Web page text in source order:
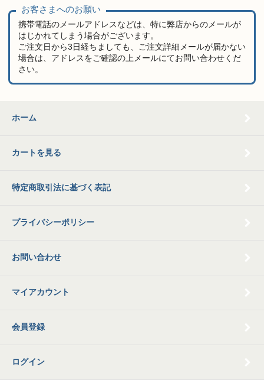
お客さまへのお願い
携帯電話のメールアドレスなどは、特に弊店からのメールが
はじかれてしまう場合がございます。
ご注文日から3日経ちましても、ご注文詳細メールが届かない
場合は、アドレスをご確認の上メールにてお問い合わせくだ
さい。
ホーム
カートを見る
特定商取引法に基づく表記
プライバシーポリシー
お問い合わせ
マイアカウント
会員登録
ログイン